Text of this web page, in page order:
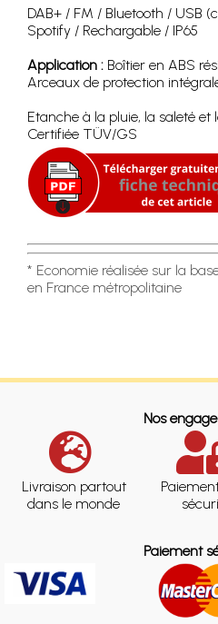
DAB+ / FM / Bluetooth / USB
Spotify / Rechargable / IP65
Application : Boîtier en ABS
Arceaux de protection
Etanche à la pluie, la saleté et
Certifiée TÜV/GS
* Economie réalisée sur la
en France métropolitaine
Nos
Livraison partout
dans le monde
Paiement